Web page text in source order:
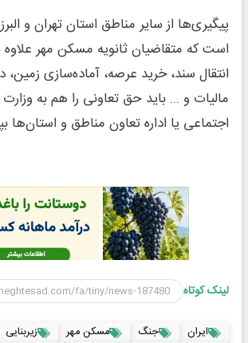
پیگیری‌ها از سایر مناطق استان تهران و
است که متقاضیان ثانویه مسکن مهر علاوه
انتقال سند، خرید عرصه، آماده‌سازی زمین،
مالیات و ... باید حق تعاونی را هم به وزارت
اجتماعی یا اداره تعاون مناطق و استان‌ها
لینک کوتاه
ایران جنگ مسکن مهر
زیربنایی